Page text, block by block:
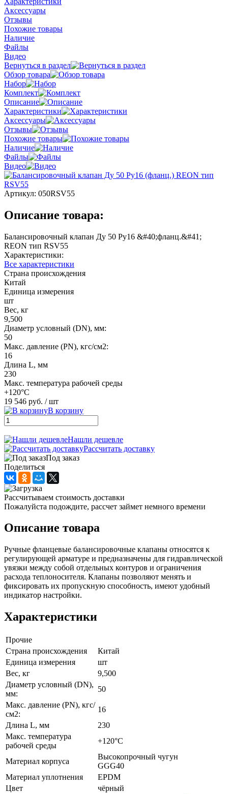
Аксессуары
Отзывы
Похожие товары
Наличие
Файлы
Видео
Вернуться в раздел
Обзор товара
Набор
Комплект
Описание
Характеристики
Аксессуары
Отзывы
Похожие товары
Наличие
Файлы
Видео
Артикул: 050RSV55
Описание товара:
Балансировочный клапан Ду 50 Ру16 &#40;фланц.&#41;
REON тип RSV55
Характеристики:
Все характеристики
Страна происхождения
Китай
Единица измерения
шт
Вес, кг
9,500
Диаметр условный (DN), мм:
50
Макс. давление (PN), кгс/см2:
16
Длина L, мм
230
Макс. температура рабочей среды
+120°С
19 546 руб. / шт
В корзину
Нашли дешевле
Рассчитать доставку
Под заказ
Поделиться
Рассчитываем стоимость доставки
Пожалуйста подождите, рассчет займет немного времени
Описание товара
Ручные фланцевые балансировочные клапаны относятся к
регулирующей арматуре и предназначены для гидравлической
увязки между собой отдельных контуров и ограничения
расхода теплоносителя. Клапаны позволяют менять и
фиксировать их пропускную способность, имеют удобный
индикатор настройки.
Характеристики
Прочие
Страна происхождения
Китай
Единица измерения
шт
Вес, кг
9,500
Диаметр условный (DN),
мм:
50
Макс. давление (PN), кгс/
см2:
16
Длина L, мм
230
Макс. температура
рабочей среды
+120°С
Материал корпуса
Высокопрочный чугун
GGG40
Материал уплотнения
EPDM
Цвет
чёрный